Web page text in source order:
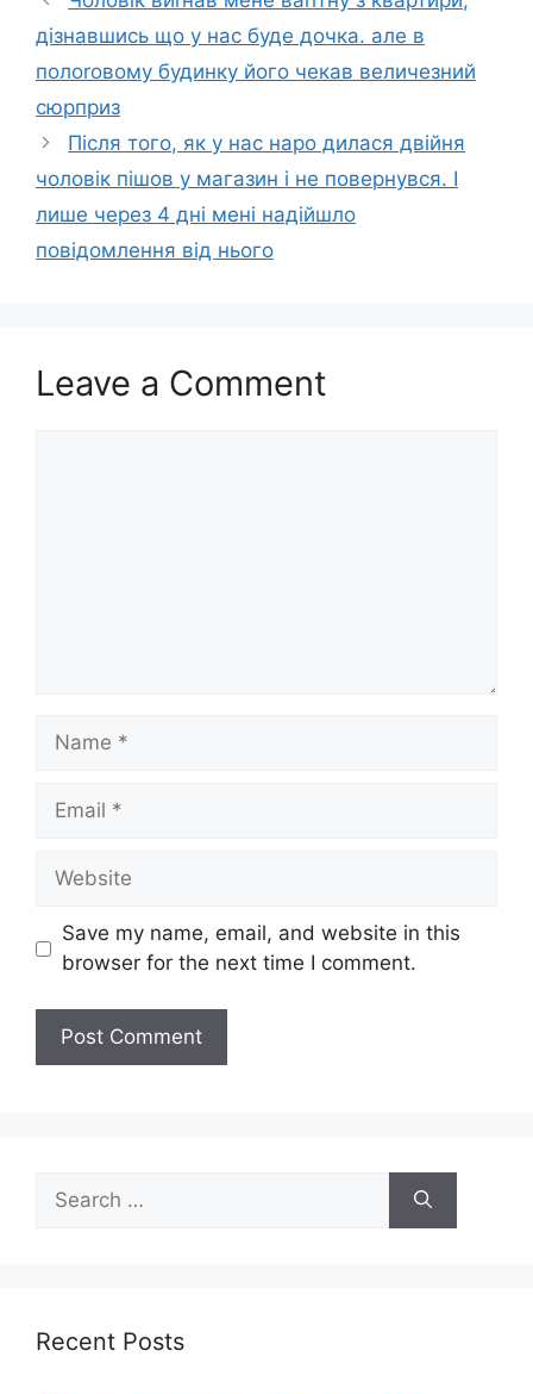
дізнавшись що у нас буде дочка. але в
полоrовому будинку його чекав величезний
сюрприз
Після того, як у нас наро дилася двійня
чоловік пішов у магазин і не повернувся. І
лише через 4 дні мені надійшло
повідомлення від нього
Leave a Comment
Name
Email
Website
Save my name, email, and website in this
browser for the next time I comment.
for:
Recent Posts